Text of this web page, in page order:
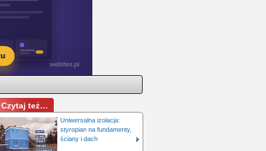
Czytaj też…
Uniwersalna izolacja:
styropian na fundamenty,
ściany i dach